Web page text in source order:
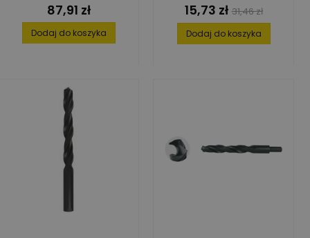
Cena
87,91 zł
Dodaj do koszyka
Cena
15,73 zł Cena
podstawowa
31,46 zł
Dodaj do koszyka